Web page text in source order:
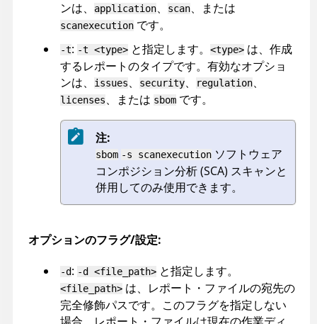
ンは、
application、 scan、または
scanexecution です。
-t: -t <type> と指定します。 <type> は、作成
するレポートのタイプです。有効なオプショ
ンは、
issues、 security、 regulation、
licenses、または sbom です。
注:
sbom -s scanexecution ソフトウェア
コンポジション分析 (SCA) スキャンと
併用してのみ使用できます。
オプションのフラグ/設定:
-d: -d <file_path> と指定します。
<file_path> は、レポート・ファイルの宛先の
完全修飾パスです。このフラグを指定しない